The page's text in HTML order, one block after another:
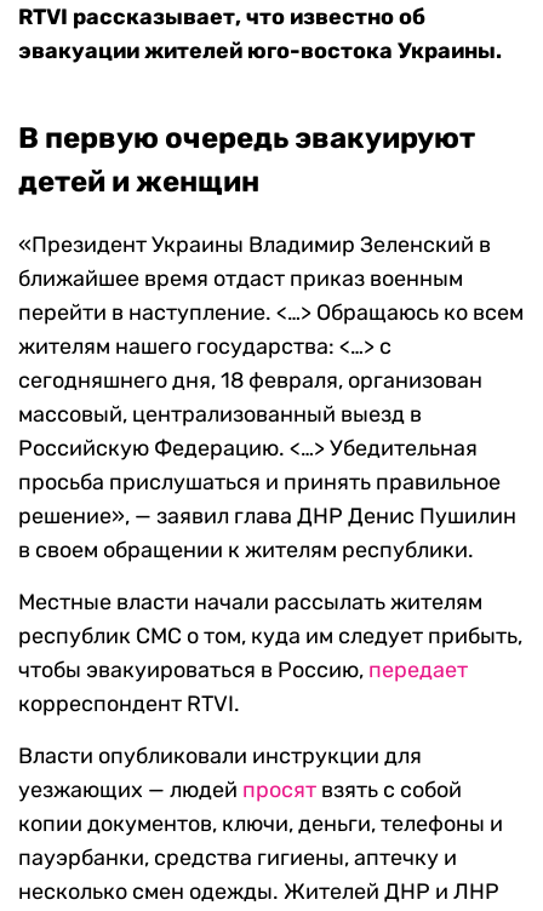
RTVI рассказывает, что известно об
эвакуации жителей юго-востока Украины.
В первую очередь эвакуируют
детей и женщин
«Президент Украины Владимир Зеленский в
ближайшее время отдаст приказ военным
перейти в наступление. <…> Обращаюсь ко всем
жителям нашего государства: <…> с
сегодняшнего дня, 18 февраля, организован
массовый, централизованный выезд в
Российскую Федерацию. <…> Убедительная
просьба прислушаться и принять правильное
решение», — заявил глава ДНР Денис Пушилин
в своем обращении к жителям республики.
Местные власти начали рассылать жителям
республик СМС о том, куда им следует прибыть,
чтобы эвакуироваться в Россию, передает
корреспондент RTVI.
Власти опубликовали инструкции для
уезжающих — людей просят взять с собой
копии документов, ключи, деньги, телефоны и
пауэрбанки, средства гигиены, аптечку и
несколько смен одежды. Жителей ДНР и ЛНР